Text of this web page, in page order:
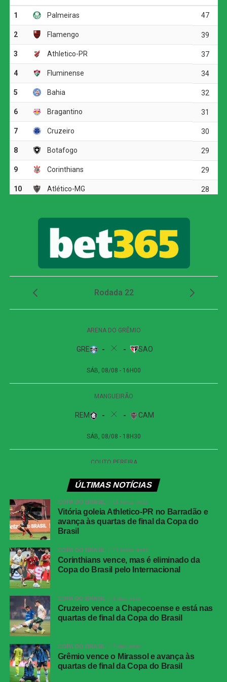
para construir jogadas ofensivas, e as chances claras
foram raras.
A melhor oportunidade antes do intervalo foi do
Corinthians. Aos 23 minutos, Allan fez um cruzamento
preciso para Matheuzinho, que cabeceou com força, mas
O ritmo aumentou no segundo tempo, e o Corinthians
voltou a ameaçar aos 20 minutos. Matheuzinho recuperou
a bola no meio-campo e acionou Yuri Alberto. O atacante
dominou, girou diante da marcação e finalizou com
potência da entrada da área, obrigando Santos a fazer
outra grande intervenção.
Corinthians vence, mas é eliminado da Copa do
Dois minutos mais tarde, Yuri Alberto recebeu um
lançamento de Allan, invadiu a área, mas não conseguiu
finalizar bem e chutou em cima do goleiro adversário.
cobrança de escanteio. Gilberto desviou a bola na
garantiu a vitória dos visitantes.
Apesar das tentativas das duas equipes na etapa final, o
placar não foi alterado. O empate sem gols refletiu a
Próximos jogos
Internacional x Corinthians| Copa do Brasil (jogo
de ida das oitavas de final)
Data e horário: 02.08 (domingo), às 19h30 (de
Athletico-PR x Vitória
ida das oitavas de final)
Data e horário:03.08 (segunda-feira), às 21h (de
Brasília)
Local:
FICHA
TÉCNICA
Partida
Competição
Campeonato Brasileiro – 21ª rodada
Local
Neo Química Arena, São Paulo (SP)
ÚLTIMAS NOTÍCIAS
COPA DO BRASIL 16 horas atrás
Vitória goleia Athletico-PR no Barradão e
avança às quartas de final da Copa do
Brasil
COPA DO BRASIL 16 horas atrás
Corinthians vence, mas é eliminado da
Copa do Brasil pelo Internacional
COPA DO BRASIL 2 dias atrás
Cruzeiro vence a Chapecoense e está nas
quartas de final da Copa do Brasil
COPA DO BRASIL 2 dias atrás
Grêmio vence o Mirassol e avança às
quartas de final da Copa do Brasil